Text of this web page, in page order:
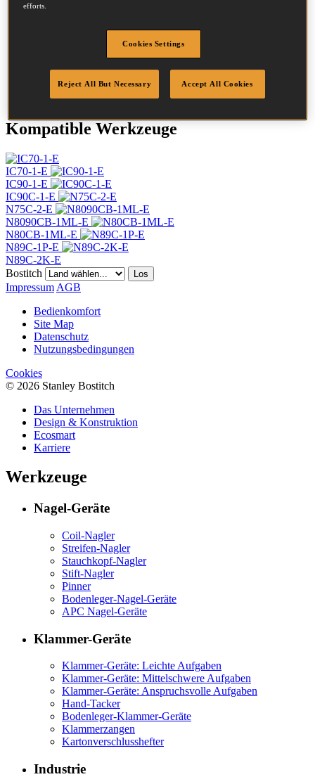
Kopf
Menge/Karton 9900
DOP-EU_25_RRB
Kompatible Werkzeuge
IC70-1-E
IC90-1-E
IC90C-1-E
N75C-2-E
N8090CB-1ML-E
N80CB-1ML-E
N89C-1P-E
N89C-2K-E
Bostitch
Los
Impressum AGB
Bedienkomfort
Site Map
Datenschutz
Nutzungsbedingungen
Cookies
© 2026 Stanley Bostitch
Das Unternehmen
Design & Konstruktion
Ecosmart
Karriere
Werkzeuge
Nagel-Geräte
Coil-Nagler
Streifen-Nagler
Stauchkopf-Nagler
Stift-Nagler
Pinner
Bodenleger-Nagel-Geräte
APC Nagel-Geräte
Klammer-Geräte
Klammer-Geräte: Leichte Aufgaben
Klammer-Geräte: Mittelschwere Aufgaben
Klammer-Geräte: Anspruchsvolle Aufgaben
Hand-Tacker
Bodenleger-Klammer-Geräte
Klammerzangen
Kartonverschlusshefter
Industrie
efforts.
Cookies Settings
Reject All But Necessary Accept All Cookies